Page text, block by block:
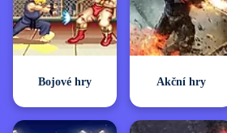
Bojové hry Akční hry